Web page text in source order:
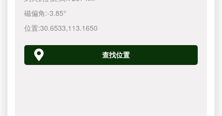
磁偏角:-3.85°
位置:30.6533,113.1650
查找位置